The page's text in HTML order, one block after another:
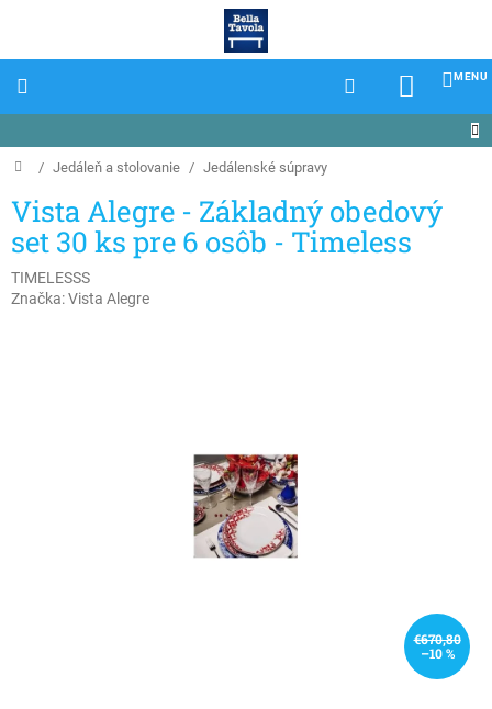
Domov
/ Jedáleň a stolovanie / Jedálenské súpravy
Vista Alegre - Základný obedový
set 30 ks pre 6 osôb - Timeless
TIMELESSS
Značka:Vista Alegre
€670,80
–10 %